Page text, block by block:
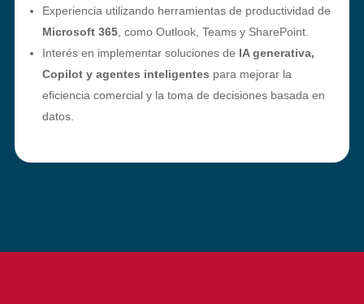
Experiencia utilizando herramientas de productividad de
Microsoft 365, como Outlook, Teams y SharePoint.
Interés en implementar soluciones de IA generativa,
Copilot y agentes inteligentes para mejorar la
eficiencia comercial y la toma de decisiones basada en
datos.